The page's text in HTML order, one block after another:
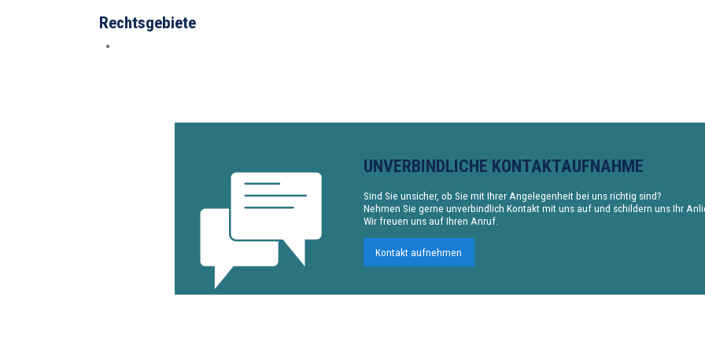
Rechtsgebiete
UNVERBINDLICHE KONTAKTAUFNAHME
Sind Sie unsicher, ob Sie mit Ihrer Angelegenheit bei uns richtig sind?
Nehmen Sie gerne unverbindlich Kontakt mit uns auf und schildern uns Ihr
Wir freuen uns auf Ihren Anruf.
Kontakt aufnehmen